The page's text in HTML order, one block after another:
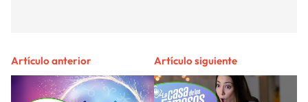
Artículo anterior Artículo siguiente